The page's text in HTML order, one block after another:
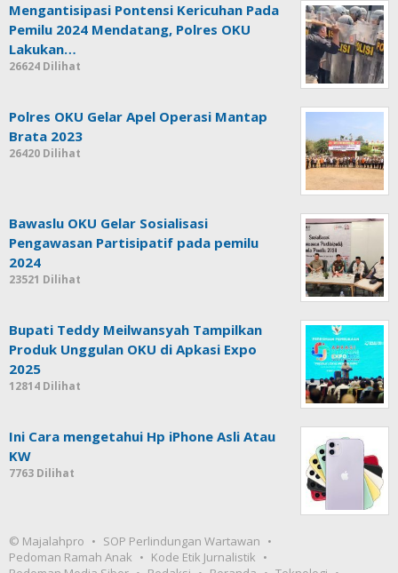
Mengantisipasi Pontensi Kericuhan Pada
Pemilu 2024 Mendatang, Polres OKU
Lakukan…
26624 Dilihat
Polres OKU Gelar Apel Operasi Mantap
Brata 2023
26420 Dilihat
Bawaslu OKU Gelar Sosialisasi
Pengawasan Partisipatif pada pemilu
2024
23521 Dilihat
Bupati Teddy Meilwansyah Tampilkan
Produk Unggulan OKU di Apkasi Expo
2025
12814 Dilihat
Ini Cara mengetahui Hp iPhone Asli Atau
KW
7763 Dilihat
© Majalahpro
SOP Perlindungan Wartawan
Pedoman Ramah Anak
Kode Etik Jurnalistik